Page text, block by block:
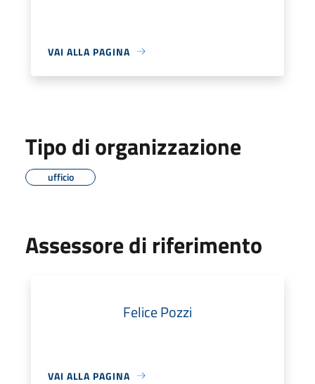
VAI ALLA PAGINA
Tipo di organizzazione
ufficio
Assessore di riferimento
Felice Pozzi
VAI ALLA PAGINA